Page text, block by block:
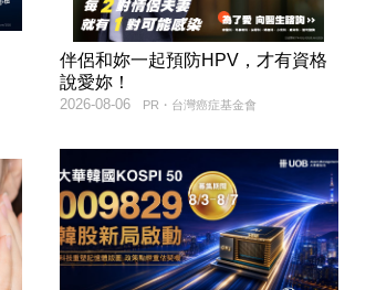
伴侶和妳一起預防HPV，才有資格
說愛妳！
PR・台灣癌症基金會
2026-08-06